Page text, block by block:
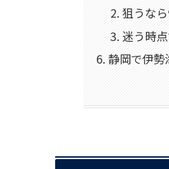
狙うな
迷う時
静岡で伊勢